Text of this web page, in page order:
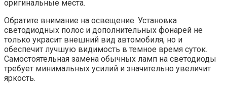
оригинальные места.
Обратите внимание на освещение. Установка
светодиодных полос и дополнительных фонарей не
только украсит внешний вид автомобиля, но и
обеспечит лучшую видимость в темное время суток.
Самостоятельная замена обычных ламп на светодиоды
требует минимальных усилий и значительно увеличит
яркость.